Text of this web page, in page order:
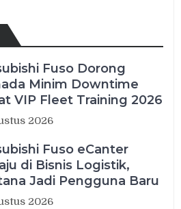
Fuso Dorong
Minim Downtime
VIP Fleet Training 2026
2026
Fuso eCanter
di Bisnis Logistik,
Jadi Pengguna Baru
2026